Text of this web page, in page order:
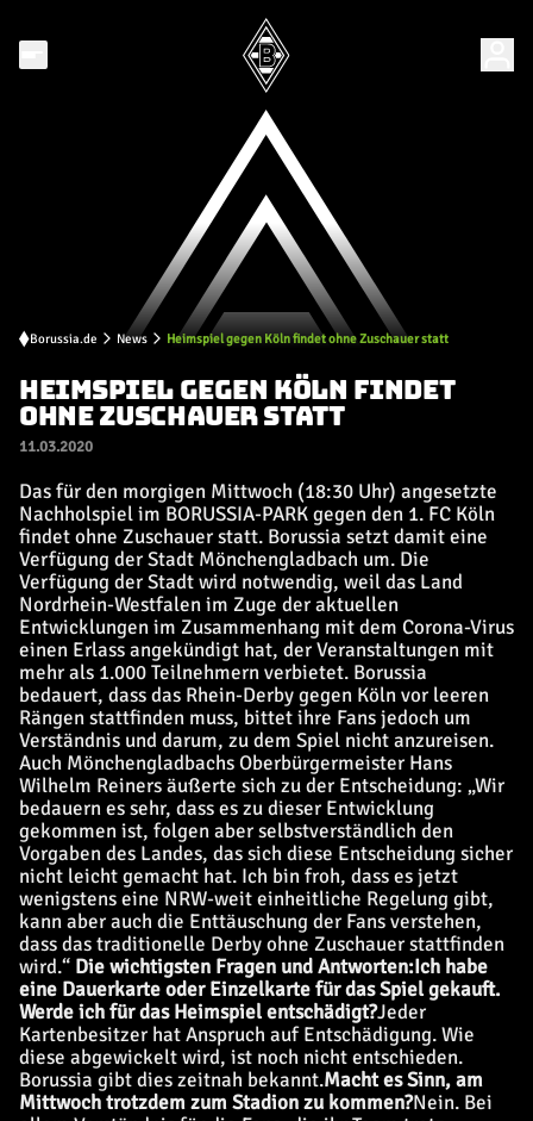
Borussia.de News Heimspiel gegen Köln findet ohne Zuschauer statt
HEIMSPIEL GEGEN KÖLN FINDET
OHNE ZUSCHAUER STATT
11.03.2020
Das für den morgigen Mittwoch (18:30 Uhr) angesetzte
Nachholspiel im BORUSSIA-PARK gegen den 1. FC Köln
findet ohne Zuschauer statt. Borussia setzt damit eine
Verfügung der Stadt Mönchengladbach um. Die
Verfügung der Stadt wird notwendig, weil das Land
Nordrhein-Westfalen im Zuge der aktuellen
Entwicklungen im Zusammenhang mit dem Corona-Virus
einen Erlass angekündigt hat, der Veranstaltungen mit
mehr als 1.000 Teilnehmern verbietet. Borussia
bedauert, dass das Rhein-Derby gegen Köln vor leeren
Rängen stattfinden muss, bittet ihre Fans jedoch um
Verständnis und darum, zu dem Spiel nicht anzureisen.
Auch Mönchengladbachs Oberbürgermeister Hans
Wilhelm Reiners äußerte sich zu der Entscheidung: „Wir
bedauern es sehr, dass es zu dieser Entwicklung
gekommen ist, folgen aber selbstverständlich den
Vorgaben des Landes, das sich diese Entscheidung sicher
nicht leicht gemacht hat. Ich bin froh, dass es jetzt
wenigstens eine NRW-weit einheitliche Regelung gibt,
kann aber auch die Enttäuschung der Fans verstehen,
dass das traditionelle Derby ohne Zuschauer stattfinden
wird.“ Die wichtigsten Fragen und Antworten:Ich habe
eine Dauerkarte oder Einzelkarte für das Spiel gekauft.
Werde ich für das Heimspiel entschädigt?Jeder
Kartenbesitzer hat Anspruch auf Entschädigung. Wie
diese abgewickelt wird, ist noch nicht entschieden.
Borussia gibt dies zeitnah bekannt.Macht es Sinn, am
Mittwoch trotzdem zum Stadion zu kommen?Nein. Bei